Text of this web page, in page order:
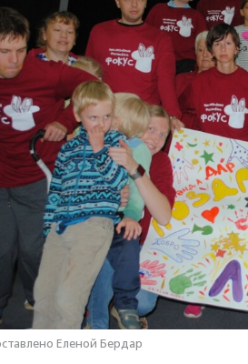
Еленой Бердар